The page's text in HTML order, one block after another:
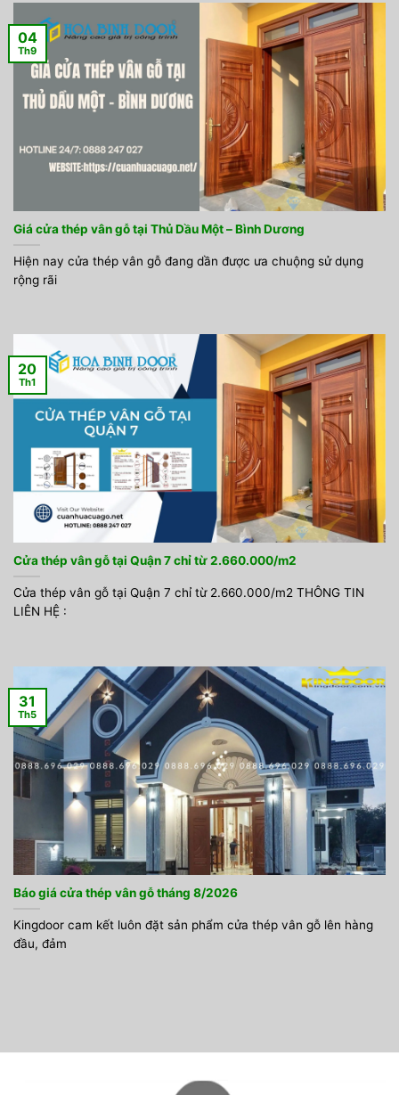
Giá cửa thép vân gỗ tại Thủ Dầu Một – Bình Dương
Hiện nay cửa thép vân gỗ đang dần được ưa chuộng sử dụng
rộng rãi
04
Th9
Cửa thép vân gỗ tại Quận 7 chỉ từ 2.660.000/m2
Cửa thép vân gỗ tại Quận 7 chỉ từ 2.660.000/m2 THÔNG TIN
LIÊN HỆ :
20
Th1
Báo giá cửa thép vân gỗ tháng 8/2026
Kingdoor cam kết luôn đặt sản phẩm cửa thép vân gỗ lên hàng
đầu, đảm
31
Th5